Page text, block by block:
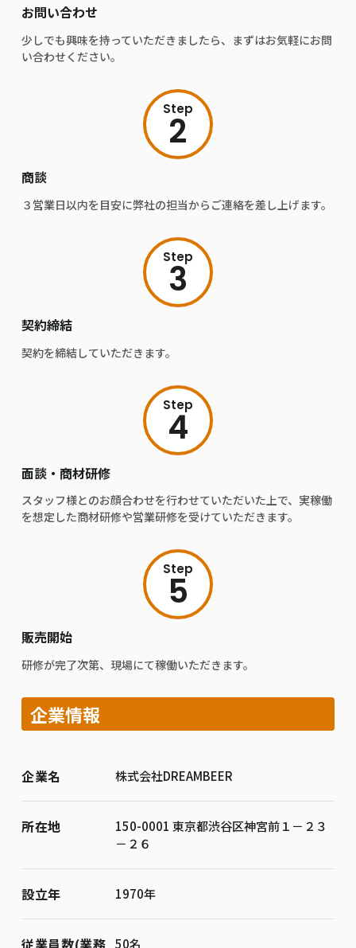
お問い合わせ
少しでも興味を持っていただきましたら、まずはお気軽にお問
い合わせください。
Step
2
商談
３営業日以内を目安に弊社の担当からご連絡を差し上げます。
Step
3
契約締結
契約を締結していただきます。
Step
4
面談・商材研修
スタッフ様とのお顔合わせを行わせていただいた上で、実稼働
を想定した商材研修や営業研修を受けていただきます。
Step
5
販売開始
研修が完了次第、現場にて稼働いただきます。
企業情報
企業名 株式会社DREAMBEER
所在地
150-0001 東京都渋谷区神宮前１－２３
－２６
設立年 1970年
従業員数(業務 50名